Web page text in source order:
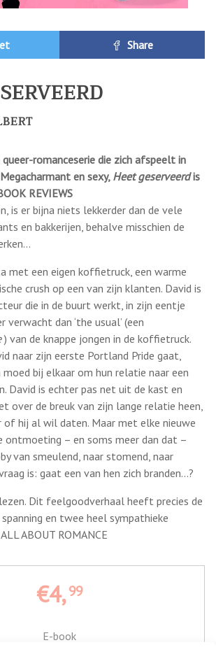
Share
queer-romanceserie die zich afspeelt in
en sexy, Heet geserveerdis
REVIEWS
is er bijna niets lekkerder dan de vele
en bakkerijen, behalve misschien de
met een eigen koffietruck, een warme
crush op een van zijn klanten. David is
die in de buurt werkt, in zijn eentje
dan ‘the usual’ (een
) van de knappe jongen in de koffietruck.
naar zijn eerste Portland Pride gaat,
bij elkaar om hun relatie naar een
David is echter pas net uit de kast en
over de breuk van zijn lange relatie heen,
hij al wil daten. Maar met elke nieuwe
ontmoeting – en soms meer dan dat –
van smeulend, naar stomend, naar
is: gaat een van hen zich branden…?
Dit feelgoodverhaal heeft precies de
en twee heel sympathieke
ABOUT ROMANCE
€4,99
E-book